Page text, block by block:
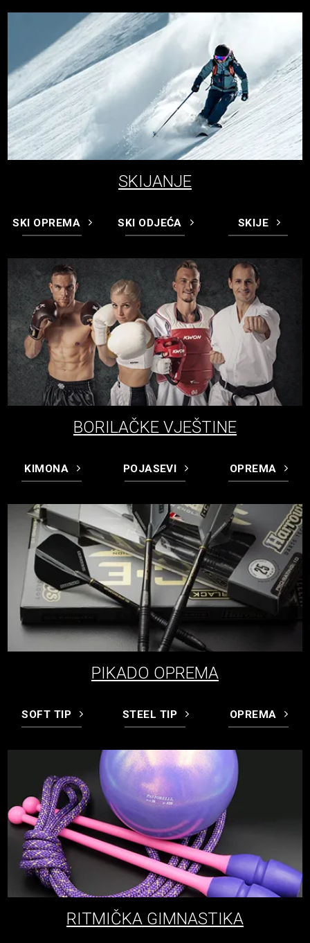
SKIJANJE
SKI OPREMA SKI ODJEĆA SKIJE
BORILAČKE VJEŠTINE
KIMONA POJASEVI OPREMA
PIKADO OPREMA
SOFT TIP STEEL TIP OPREMA
RITMIČKA GIMNASTIKA